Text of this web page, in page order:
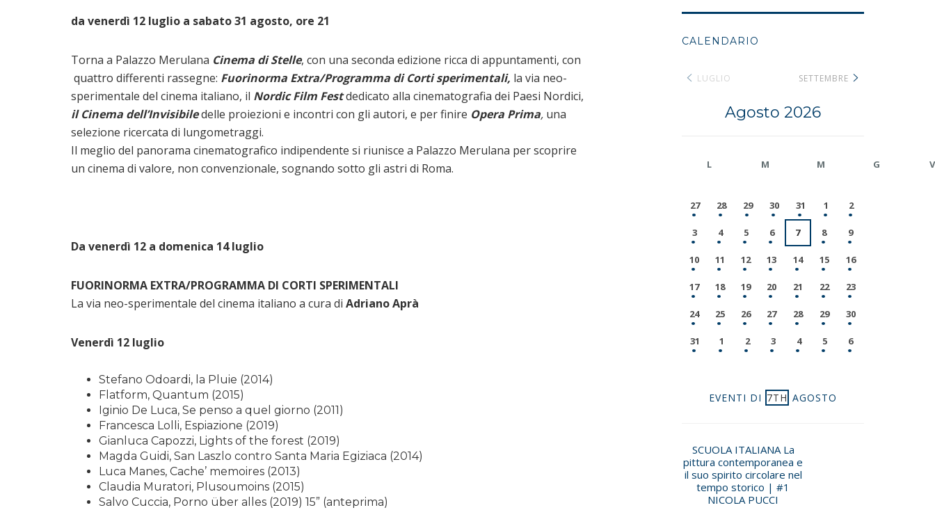
da venerdì 12 luglio a sabato 31 agosto, ore 21
Torna a Palazzo Merulana Cinema di Stelle, con una seconda edizione ricca di appuntamenti, con
quattro differenti rassegne: Fuorinorma Extra/Programma di Corti sperimentali, la via neo-
sperimentale del cinema italiano, il Nordic Film Festdedicato alla cinematografia dei Paesi Nordici,
il Cinema dell’Invisibiledelle proiezioni e incontri con gli autori, e per finire Opera Prima, una
selezione ricercata di lungometraggi.
Il meglio del panorama cinematografico indipendente si riunisce a Palazzo Merulana per scoprire
un cinema di valore, non convenzionale, sognando sotto gli astri di Roma.
Da venerdì 12 a domenica 14 luglio
FUORINORMA EXTRA/PROGRAMMA DI CORTI SPERIMENTALI
La via neo-sperimentale del cinema italiano a cura di Adriano Aprà
Venerdì 12 luglio
Stefano Odoardi, la Pluie (2014)
Flatform, Quantum (2015)
Iginio De Luca, Se penso a quel giorno (2011)
Francesca Lolli, Espiazione (2019)
Gianluca Capozzi, Lights of the forest (2019)
Magda Guidi, San Laszlo contro Santa Maria Egiziaca (2014)
Luca Manes, Cache’ memoires (2013)
Claudia Muratori, Plusoumoins (2015)
Salvo Cuccia, Porno über alles (2019) 15” (anteprima)
CALENDARIO
LUGLIO
Agosto 2026
SETTEMBRE
L M M G V
27 28 29 30 31 1 2
3 4 5 6 7 8 9
10 11 12 13 14 15 16
17 18 19 20 21 22 23
24 25 26 27 28 29 30
31 1 2 3 4 5 6
EVENTI DI 7TH AGOSTO
SCUOLA ITALIANA La
pittura contemporanea e
il suo spirito circolare nel
tempo storico | #1
NICOLA PUCCI